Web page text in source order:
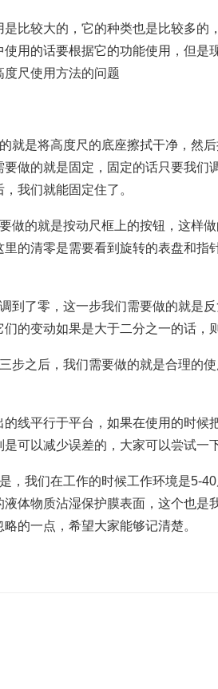
是比较大的，它的种类也是比较多的
使用的话要根据它的功能使用，但是
尺使用方法的问题
就是将高度尺的底座擦拭干净，然
要做的就是固定，固定的话只要我们
我们就能固定住了。
做的就是按动尺框上的按钮，这样
的清零是需要看到旋转的表盘和指
到了零，这一步我们需要做的就是
的变动如果是大于二分之一的话，
步之后，我们需要做的就是合理的
的线平行于平台，如果在使用的时候
可以减少误差的，大家可以尝试一下
，我们在工作的时候工作环境是5-
液体物质沾湿保护膜表面，这个也是
的一点，希望大家能够记清楚。